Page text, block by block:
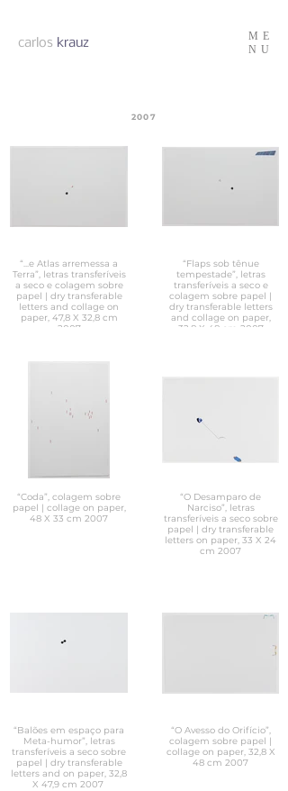
carlos krauz
ME
NU
2007
“...e Atlas arremessa a
Terra”, letras transferíveis
a seco e colagem sobre
papel | dry transferable
letters and collage on
paper, 47,8 X 32,8 cm
2007
“Flaps sob tênue
tempestade”, letras
transferíveis a seco e
colagem sobre papel |
dry transferable letters
and collage on paper,
32,8 X 48 cm 2007
“Coda”, colagem sobre
papel | collage on paper,
48 X 33 cm 2007
“O Desamparo de
Narciso”, letras
transferíveis a seco sobre
papel | dry transferable
letters on paper, 33 X 24
cm 2007
“Balões em espaço para
Meta-humor”, letras
transferíveis a seco sobre
papel | dry transferable
letters and on paper, 32,8
X 47,9 cm 2007
“O Avesso do Orifício”,
colagem sobre papel |
collage on paper, 32,8 X
48 cm 2007